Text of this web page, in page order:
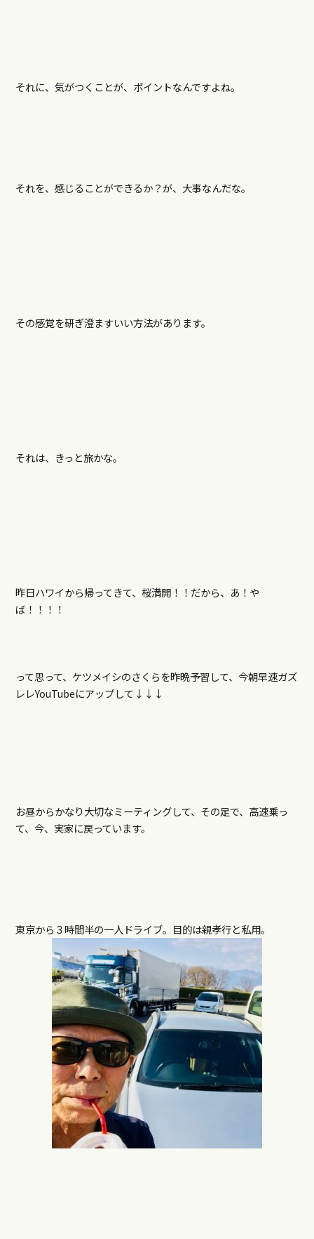
それに、気がつくことが、ポイントなんですよね。
それを、感じることができるか？が、大事なんだな。
その感覚を研ぎ澄ますいい方法があります。
それは、きっと旅かな。
昨日ハワイから帰ってきて、桜満開！！だから、あ！や
ば！！！！
って思って、ケツメイシのさくらを昨晩予習して、今朝早速ガズ
レレYouTubeにアップして↓↓↓
お昼からかなり大切なミーティングして、その足で、高速乗っ
て、今、実家に戻っています。
東京から３時間半の一人ドライブ。目的は親孝行と私用。